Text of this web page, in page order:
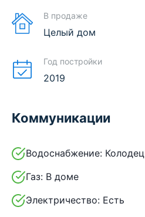
В продаже
Целый дом
Год постройки
2019
Коммуникации
Водоснабжение: Колодец
Газ: В доме
Электричество: Есть